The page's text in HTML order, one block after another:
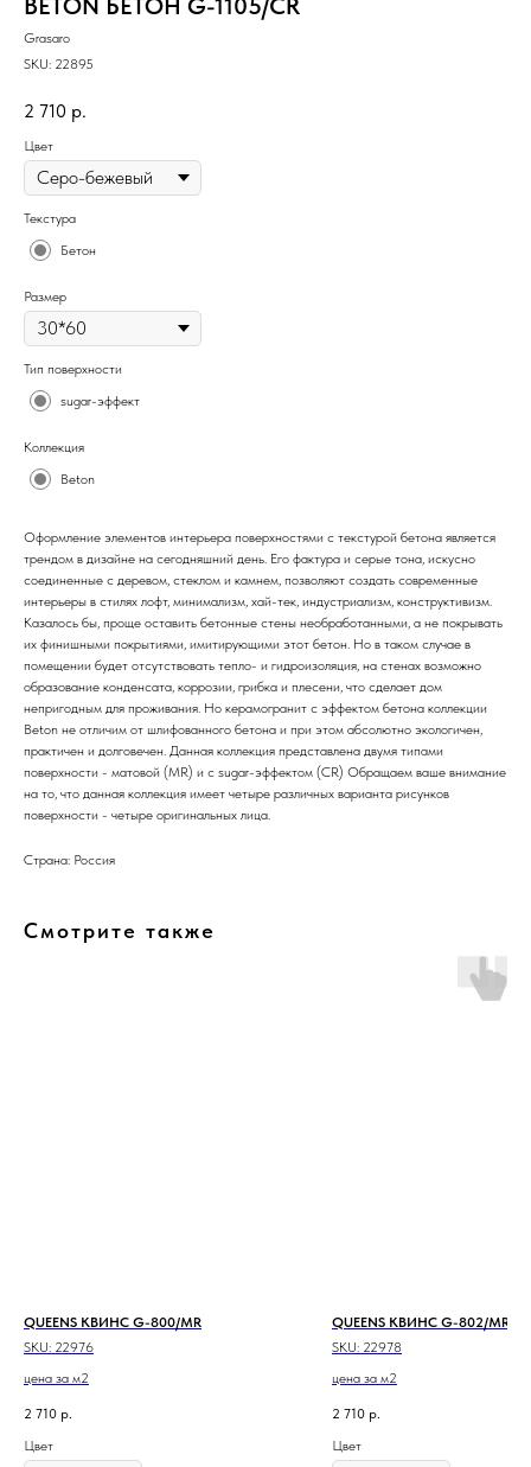
BETON БЕТОН G-1105/CR
Grasaro
SKU: 22895
2 710 р.
Цвет
Текстура
Бетон
Размер
Тип поверхности
sugar-эффект
Коллекция
Beton
Оформление элементов интерьера поверхностями с текстурой бетона является
трендом в дизайне на сегодняшний день. Его фактура и серые тона, искусно
соединенные с деревом, стеклом и камнем, позволяют создать современные
интерьеры в стилях лофт, минимализм, хай-тек, индустриализм, конструктивизм.
Казалось бы, проще оставить бетонные стены необработанными, а не покрывать
их финишными покрытиями, имитирующими этот бетон. Но в таком случае в
помещении будет отсутствовать тепло- и гидроизоляция, на стенах возможно
образование конденсата, коррозии, грибка и плесени, что сделает дом
непригодным для проживания. Но керамогранит с эффектом бетона коллекции
Beton не отличим от шлифованного бетона и при этом абсолютно экологичен,
практичен и долговечен. Данная коллекция представлена двумя типами
поверхности - матовой (MR) и с sugar-эффектом (CR) Обращаем ваше внимание
на то, что данная коллекция имеет четыре различных варианта рисунков
поверхности - четыре оригинальных лица.
Страна: Россия
Смотрите также
QUEENS КВИНС G-800/MR
SKU: 22976
цена за м2
2 710 р.
Цвет
QUEENS КВИНС G-802/MR
SKU: 22978
цена за м2
2 710 р.
Цвет